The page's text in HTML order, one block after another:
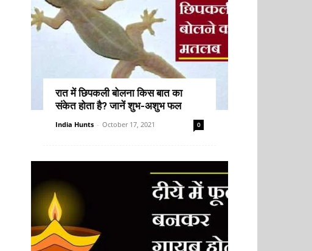
रात में छिपकली बोलना किस बात का
संकेत होता है? जानें शुभ-अशुभ फल
India Hunts - October 17, 2021 0